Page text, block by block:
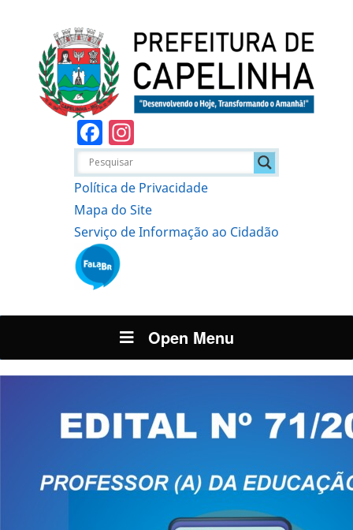
Facebook
Política de Privacidade
Mapa do Site
Serviço de Informação ao Cidadão
Open Menu